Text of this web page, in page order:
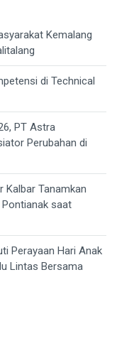
Kemalang
di Technical
PT Astra
Perubahan di
Kalbar Tanamkan
Pontianak saat
Perayaan Hari Anak
Lintas Bersama